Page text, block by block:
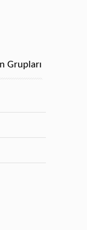
Grupları